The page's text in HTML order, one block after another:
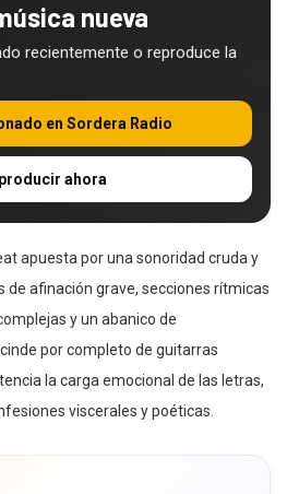
nueva
recientemente o reproduce la
en Sordera Radio
ahora
apuesta por una sonoridad cruda y
de afinación grave, secciones rítmicas
y un abanico de
por completo de guitarras
la carga emocional de las letras,
viscerales y poéticas.